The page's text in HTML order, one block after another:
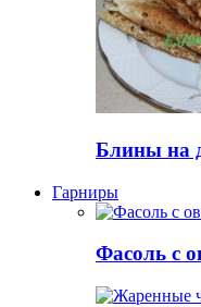
Блины на
Гарниры
Фасоль с